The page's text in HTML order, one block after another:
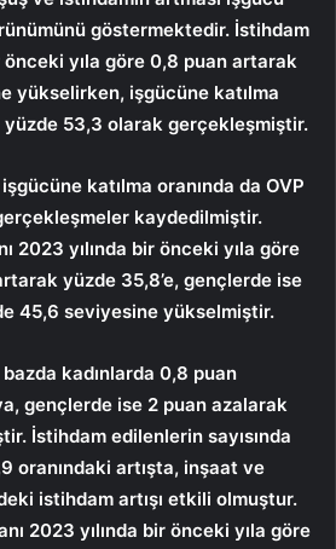
göstermektedir. İstihdam
önceki yıla göre 0,8 puan artarak
yükselirken, işgücüne katılma
yüzde 53,3 olarak gerçekleşmiştir.
katılma oranında da OVP
kaydedilmiştir.
2023 yılında bir önceki yıla göre
yüzde 35,8’e, gençlerde ise
45,6 seviyesine yükselmiştir.
bazda kadınlarda 0,8 puan
gençlerde ise 2 puan azalarak
İstihdam edilenlerin sayısında
oranındaki artışta, inşaat ve
istihdam artışı etkili olmuştur.
2023 yılında bir önceki yıla göre